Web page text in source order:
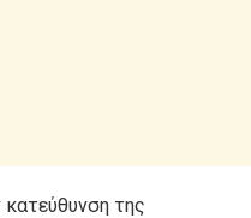
κατεύθυνση της